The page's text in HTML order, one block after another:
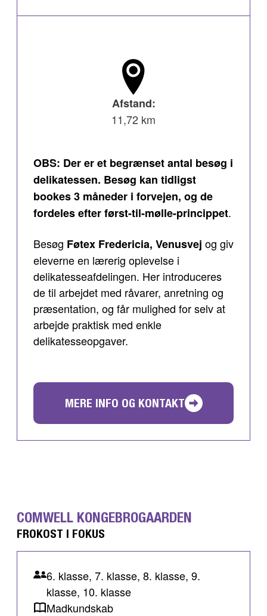
Afstand:
11,72 km
OBS: Der er et begrænset antal besøg i
delikatessen. Besøg kan tidligst
bookes 3 måneder i forvejen, og de
fordeles efter først-til-mølle-princippet.
Besøg Føtex Fredericia, Venusvej og giv
eleverne en lærerig oplevelse i
delikatesseafdelingen. Her introduceres
de til arbejdet med råvarer, anretning og
præsentation, og får mulighed for selv at
arbejde praktisk med enkle
delikatesseopgaver.
MERE INFO OG KONTAKT
COMWELL KONGEBROGAARDEN
FROKOST I FOKUS
6. klasse, 7. klasse, 8. klasse, 9.
klasse, 10. klasse
Madkundskab